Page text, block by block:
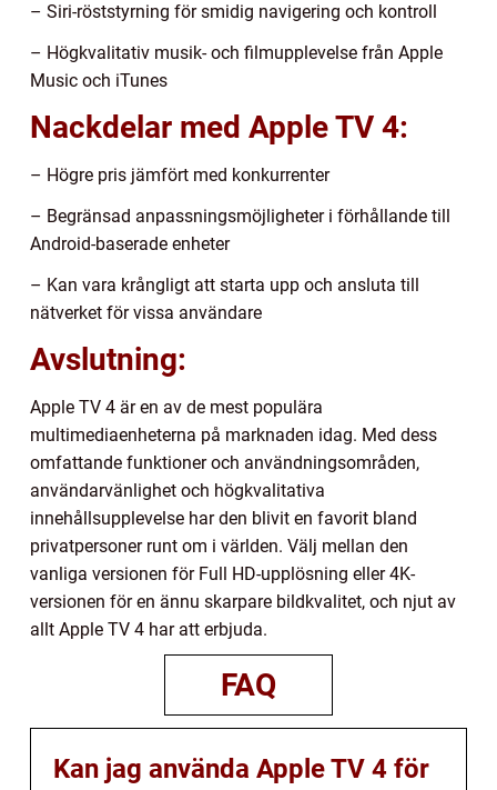
– Siri-röststyrning för smidig navigering och kontroll
– Högkvalitativ musik- och filmupplevelse från Apple
Music och iTunes
Nackdelar med Apple TV 4:
– Högre pris jämfört med konkurrenter
– Begränsad anpassningsmöjligheter i förhållande till
Android-baserade enheter
– Kan vara krångligt att starta upp och ansluta till
nätverket för vissa användare
Avslutning:
Apple TV 4 är en av de mest populära
multimediaenheterna på marknaden idag. Med dess
omfattande funktioner och användningsområden,
användarvänlighet och högkvalitativa
innehållsupplevelse har den blivit en favorit bland
privatpersoner runt om i världen. Välj mellan den
vanliga versionen för Full HD-upplösning eller 4K-
versionen för en ännu skarpare bildkvalitet, och njut av
allt Apple TV 4 har att erbjuda.
FAQ
Kan jag använda Apple TV 4 för